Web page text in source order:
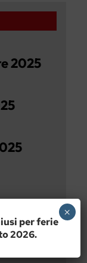
2025­
per ferie
2026.
×